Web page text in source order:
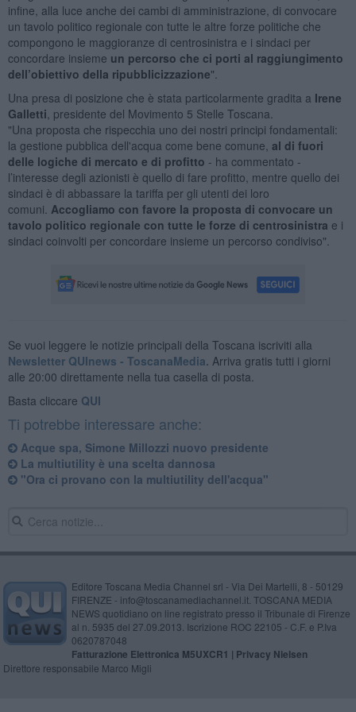
infine, alla luce anche dei cambi di amministrazione, di convocare
un tavolo politico regionale con tutte le altre forze politiche che
compongono le maggioranze di centrosinistra e i sindaci per
concordare insieme un percorso che ci porti al raggiungimento
dell’obiettivo della ripubblicizzazione".
Una presa di posizione che è stata particolarmente gradita a Irene
Galletti , presidente del Movimento 5 Stelle Toscana.
"Una proposta che rispecchia uno dei nostri principi fondamentali:
la gestione pubblica dell'acqua come bene comune, al di fuori
delle logiche di mercato e di profitto - ha commentato -
l’interesse degli azionisti è quello di fare profitto, mentre quello dei
sindaci è di abbassare la tariffa per gli utenti dei loro
comuni. Accogliamo con favore la proposta di convocare un
tavolo politico regionale con tutte le forze di centrosinistra e i
sindaci coinvolti per concordare insieme un percorso condiviso".
Se vuoi leggere le notizie principali della Toscana iscriviti alla
Newsletter QUInews - ToscanaMedia. Arriva gratis tutti i giorni
alle 20:00 direttamente nella tua casella di posta.
Basta cliccare QUI
Ti potrebbe interessare anche:
Acque spa, Simone Millozzi nuovo presidente
La multiutility è una scelta dannosa
"Ora ci provano con la multiutility dell'acqua"
Editore Toscana Media Channel srl - Via Dei Martelli, 8 - 50129
FIRENZE - info@toscanamediachannel.it. TOSCANA MEDIA
NEWS quotidiano on line registrato presso il Tribunale di Firenze
al n. 5935 del 27.09.2013. Iscrizione ROC 22105 - C.F. e P.Iva
0620787048
Fatturazione Elettronica M5UXCR1 | Privacy Nielsen
Direttore responsabile Marco Migli